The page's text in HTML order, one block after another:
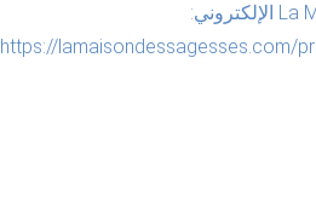
La Maison des sagesses الإلكتروني:
https://lamaisondessagesses.com/